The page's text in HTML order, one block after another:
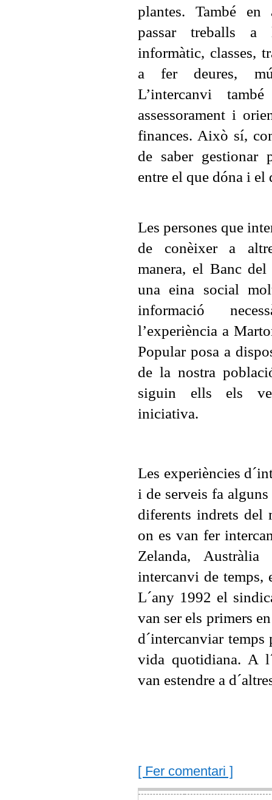
plantes. També en
passar treballs a
informàtic, classes,
a fer deures,
L’intercanvi
assessorament i
finances. Això sí,
de saber gestionar
entre el que dóna i el
Les persones que
de conèixer a
manera, el Banc
una eina social
informació
l’experiència a
Popular posa a
de la nostra
siguin ells els
iniciativa.
Les experiències
i de serveis fa
diferents indrets del
on es van fer
Zelanda,
intercanvi de temps,
L´any 1992 el
van ser els primers
d´intercanviar
vida quotidiana. A
van estendre a
[ Fer comentari ]